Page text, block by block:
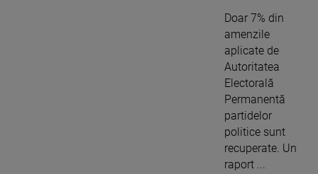
Doar 7% din
amenzile
aplicate de
Autoritatea
Electorală
Permanentă
partidelor
politice sunt
recuperate. Un
raport ...